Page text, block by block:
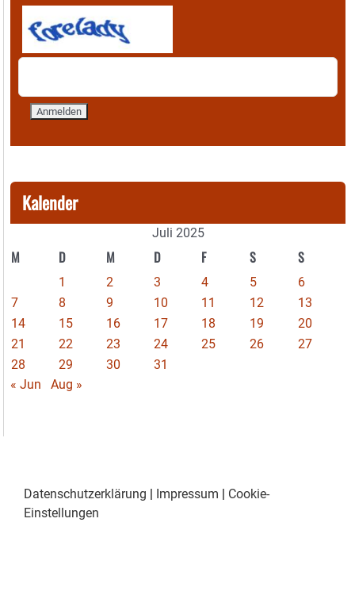
Kalender
Juli 2025
M D M D F S S
1 2 3 4 5
6
7
8 9 10 11 12
13
14
15 16 17 18 19
20
21
22 23 24 25 26
27
28
29 30
31
« Jun
Aug »
Datenschutzerklärung | Impressum | Cookie-
Einstellungen